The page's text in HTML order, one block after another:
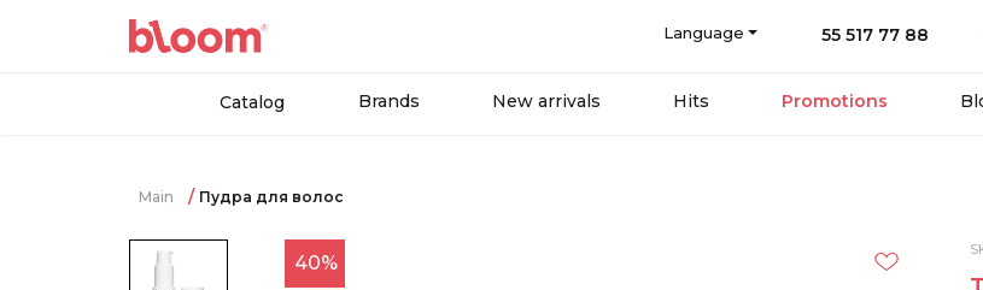
Language 55 517 77 88
Catalog Brands New arrivals Hits Promotions
Main Пудра для волос
40%